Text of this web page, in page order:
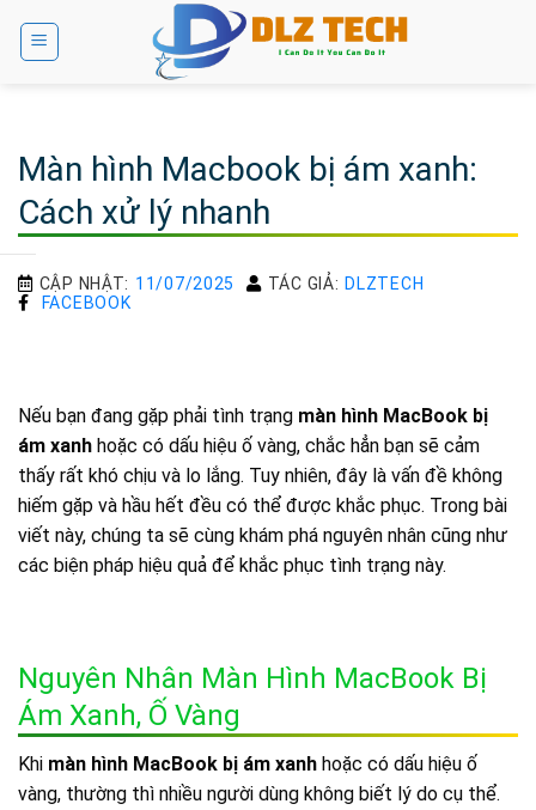
Màn hình Macbook bị ám xanh:
Cách xử lý nhanh
CẬP NHẬT: 11/07/2025 TÁC GIẢ: DLZTECH
FACEBOOK
Nếu bạn đang gặp phải tình trạng màn hình MacBook bị
ám xanh hoặc có dấu hiệu ố vàng, chắc hẳn bạn sẽ cảm
thấy rất khó chịu và lo lắng. Tuy nhiên, đây là vấn đề không
hiếm gặp và hầu hết đều có thể được khắc phục. Trong bài
viết này, chúng ta sẽ cùng khám phá nguyên nhân cũng như
các biện pháp hiệu quả để khắc phục tình trạng này.
Nguyên Nhân Màn Hình MacBook Bị
Ám Xanh, Ố Vàng
Khi màn hình MacBook bị ám xanh hoặc có dấu hiệu ố
vàng, thường thì nhiều người dùng không biết lý do cụ thể.